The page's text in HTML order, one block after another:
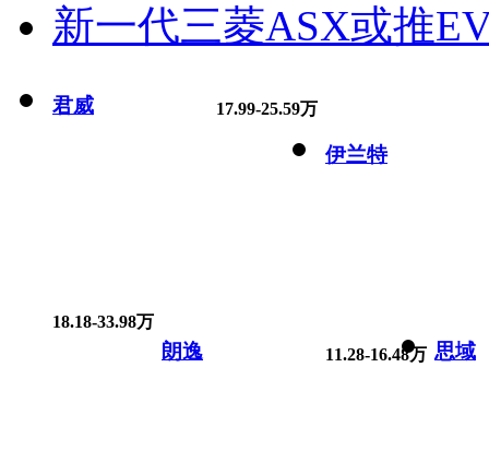
新一代三菱ASX或推
君威 17.99-25.59万
伊兰特
18.18-33.98万
朗逸 11.28-16.48万 思域